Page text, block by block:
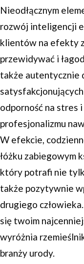
Nieodłącznym
rozwój inteligencji
klientów na efekty
przewidywać i
także autentycznie
odporność na stres
profesjonalizmu
W efekcie,
łóżku zabiegowym
który potrafi nie
także pozytywnie
drugiego
się twoim
wyróżnia
branży urody.